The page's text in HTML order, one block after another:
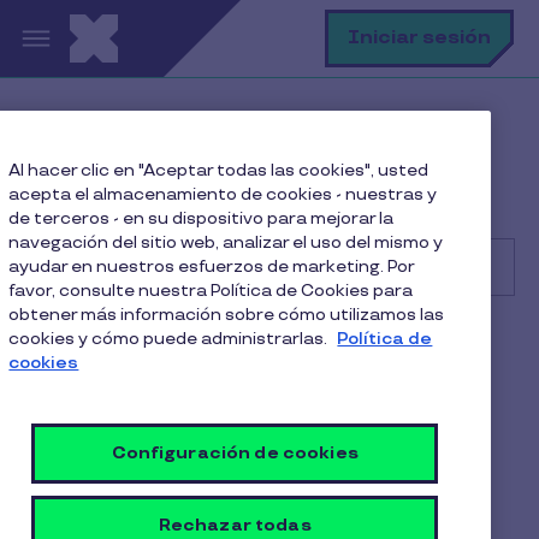
Pasar al contenido principal Iniciar sesión
Beneficio Junaeb
¿Cómo saber cuál es el proveedor de mi BAES?
Buscar
Consumidor
¿Cómo saber cuál es el
proveedor de mi BAES?
1 Min de Lectura 22 Julio 2025
Al hacer clic en "Aceptar todas las cookies", usted
acepta el almacenamiento de cookies - nuestras y
de terceros - en su dispositivo para mejorar la
navegación del sitio web, analizar el uso del mismo y
ayudar en nuestros esfuerzos de marketing. Por
favor, consulte nuestra Política de Cookies para
obtener más información sobre cómo utilizamos las
cookies y cómo puede administrarlas. Política de
cookies
Configuración de cookies
Rechazar todas